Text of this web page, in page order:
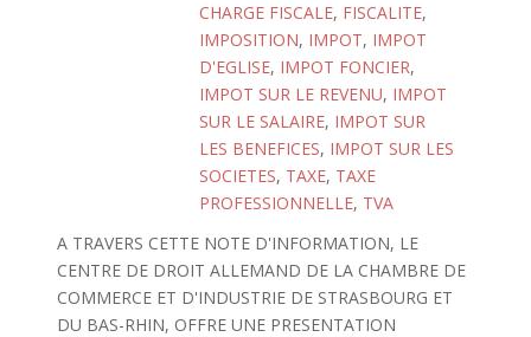
CHARGE FISCALE, FISCALITE,
IMPOSITION, IMPOT, IMPOT
D'EGLISE, IMPOT FONCIER,
IMPOT SUR LE REVENU, IMPOT
SUR LE SALAIRE, IMPOT SUR
LES BENEFICES, IMPOT SUR LES
SOCIETES, TAXE, TAXE
PROFESSIONNELLE, TVA
A TRAVERS CETTE NOTE D'INFORMATION, LE
CENTRE DE DROIT ALLEMAND DE LA CHAMBRE DE
COMMERCE ET D'INDUSTRIE DE STRASBOURG ET
DU BAS-RHIN, OFFRE UNE PRESENTATION